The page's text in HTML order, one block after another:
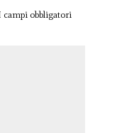
campi obbligatori